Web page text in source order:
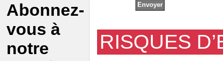
Abonnez-
vous à
notre
RISQUES